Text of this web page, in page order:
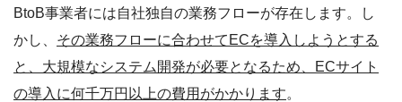
BtoB事業者には自社独自の業務フローが存在します。し
かし、 その業務フローに合わせてECを導入しようとする
と、大規模なシステム開発が必要となるため、ECサイト
の導入に何千万円以上の費用がかかります。